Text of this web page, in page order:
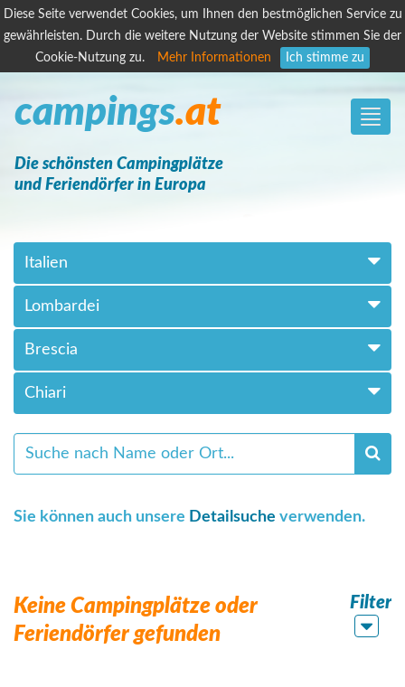
Diese Seite verwendet Cookies, um Ihnen den bestmöglichen Service zu
gewährleisten. Durch die weitere Nutzung der Website stimmen Sie der
Cookie-Nutzung zu.
Mehr Informationen Ich stimme zu
Toggle
campings.at
Die schönsten Campingplätze
und Feriendörfer in Europa
Italien
Lombardei
Brescia
Chiari
Sie können auch unsere Detailsuche verwenden.
Keine Campingplätze oder
Feriendörfer gefunden
Filter